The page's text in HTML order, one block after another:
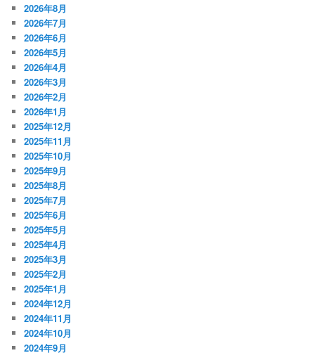
2026年8月
2026年7月
2026年6月
2026年5月
2026年4月
2026年3月
2026年2月
2026年1月
2025年12月
2025年11月
2025年10月
2025年9月
2025年8月
2025年7月
2025年6月
2025年5月
2025年4月
2025年3月
2025年2月
2025年1月
2024年12月
2024年11月
2024年10月
2024年9月